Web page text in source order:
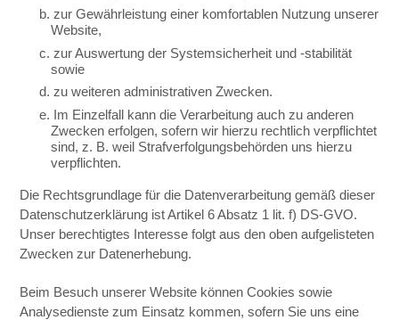
b. zur Gewährleistung einer komfortablen Nutzung unserer
Website,
c. zur Auswertung der Systemsicherheit und -stabilität
sowie
d. zu weiteren administrativen Zwecken.
e. Im Einzelfall kann die Verarbeitung auch zu anderen
Zwecken erfolgen, sofern wir hierzu rechtlich verpflichtet
sind, z. B. weil Strafverfolgungsbehörden uns hierzu
verpflichten.
Die Rechtsgrundlage für die Datenverarbeitung gemäß dieser
Datenschutzerklärung ist Artikel 6 Absatz 1 lit. f) DS-GVO.
Unser berechtigtes Interesse folgt aus den oben aufgelisteten
Zwecken zur Datenerhebung.
Beim Besuch unserer Website können Cookies sowie
Analysedienste zum Einsatz kommen, sofern Sie uns eine